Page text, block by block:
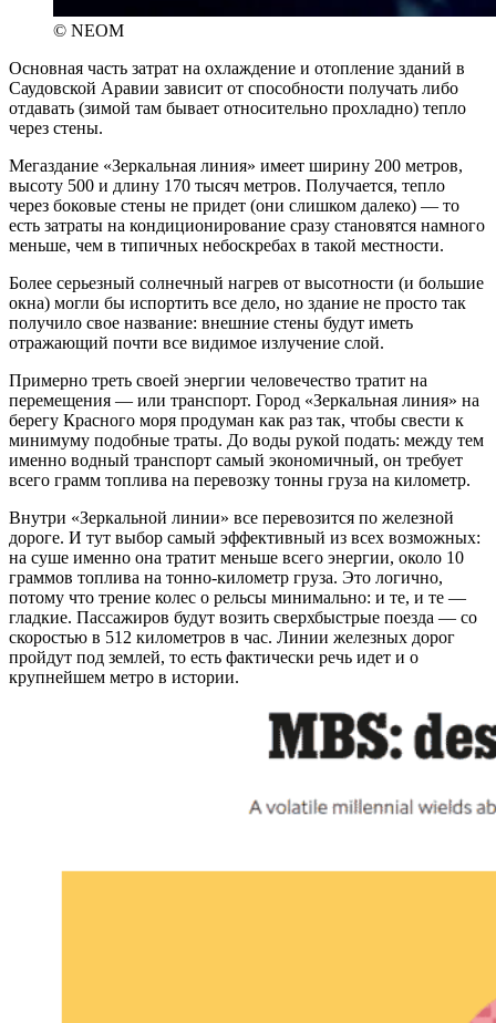
© NEOM
Основная часть затрат на охлаждение и отопление зданий в
Саудовской Аравии зависит от способности получать либо
отдавать (зимой там бывает относительно прохладно) тепло
через стены.
Мегаздание «Зеркальная линия» имеет ширину 200 метров,
высоту 500 и длину 170 тысяч метров. Получается, тепло
через боковые стены не придет (они слишком далеко) — то
есть затраты на кондиционирование сразу становятся намного
меньше, чем в типичных небоскребах в такой местности.
Более серьезный солнечный нагрев от высотности (и большие
окна) могли бы испортить все дело, но здание не просто так
получило свое название: внешние стены будут иметь
отражающий почти все видимое излучение слой.
Примерно треть своей энергии человечество тратит на
перемещения — или транспорт. Город «Зеркальная линия» на
берегу Красного моря продуман как раз так, чтобы свести к
минимуму подобные траты. До воды рукой подать: между тем
именно водный транспорт самый экономичный, он требует
всего грамм топлива на перевозку тонны груза на километр.
Внутри «Зеркальной линии» все перевозится по железной
дороге. И тут выбор самый эффективный из всех возможных:
на суше именно она тратит меньше всего энергии, около 10
граммов топлива на тонно-километр груза. Это логично,
потому что трение колес о рельсы минимально: и те, и те —
гладкие. Пассажиров будут возить сверхбыстрые поезда — со
скоростью в 512 километров в час. Линии железных дорог
пройдут под землей, то есть фактически речь идет и о
крупнейшем метро в истории.